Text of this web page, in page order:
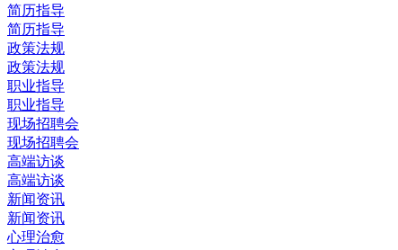
简历指导
简历指导
政策法规
政策法规
职业指导
职业指导
现场招聘会
现场招聘会
高端访谈
高端访谈
新闻资讯
新闻资讯
心理治愈